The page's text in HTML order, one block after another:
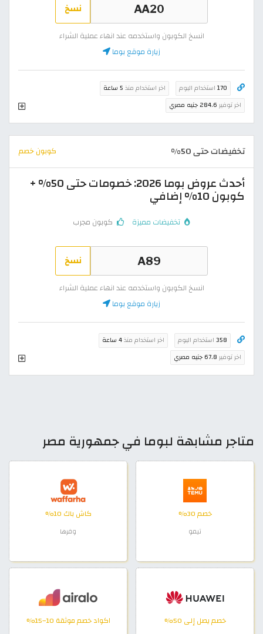
نسخ
انسخ الكوبون واستخدمه عند انهاء عملية الشراء
زيارة موقع بوما
170 استخدام اليوم اخر استخدام منذ 5 ساعة
اخر توفير 284.6 جنيه مصري
تخفيضات حتى 50% كوبون خصم
أحدث عروض بوما 2026: خصومات حتى 50% +
كوبون 10% إضافي
تخفيضات مميزة كوبون مجرب
نسخ
انسخ الكوبون واستخدمه عند انهاء عملية الشراء
زيارة موقع بوما
358 استخدام اليوم اخر استخدام منذ4 ساعة
اخر توفير 67.8 جنيه مصري
متاجر مشابهة لبوما في جمهورية مصر
خصم 30%
تيمو
كاش باك 10%
وفرها
خصم يصل إلى 50% اكواد خصم موثقة 10–15%